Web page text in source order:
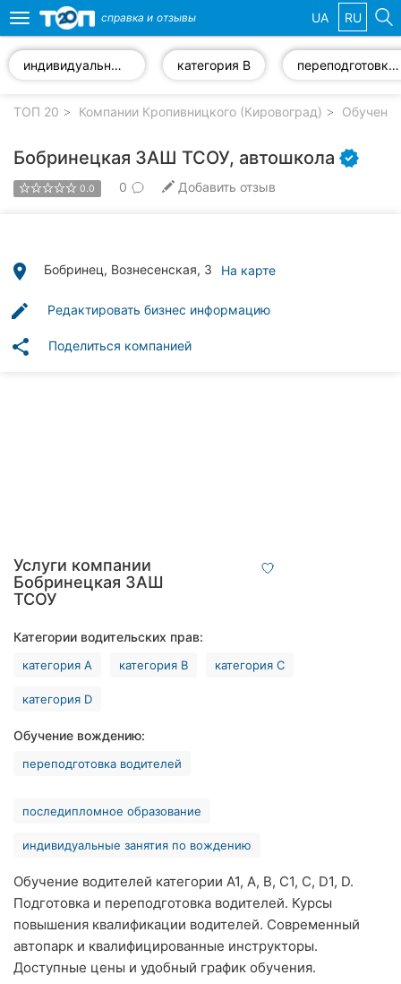
компании
клиники
Ветеринарные
Кропивницкий
Винница
Житомир
Хмельницкий
Одесса
Харьков
Toggle
navigation
справка и отзывы UA RU
индивидуальные занятия по вождению категория В переподготовка водителей
ТОП 20 Компании Кропивницкого (Кировоград)
Бобринецкая ЗАШ ТСОУ, автошкола
0.0 0 Добавить отзыв
place Бобринец, Вознесенская, 3 На карте
edit Редактировать бизнес информацию
share Поделиться компанией
Услуги компании
Бобринецкая ЗАШ
ТСОУ
Категории водительских прав:
категория А категория В категория С
категория D
Обучение вождению:
переподготовка водителей
последипломное образование
индивидуальные занятия по вождению
Обучение водителей категории A1, A, B, C1, C, D1, D.
Подготовка и переподготовка водителей. Курсы
повышения квалификации водителей. Современный
автопарк и квалифицированные инструкторы.
Доступные цены и удобный график обучения.